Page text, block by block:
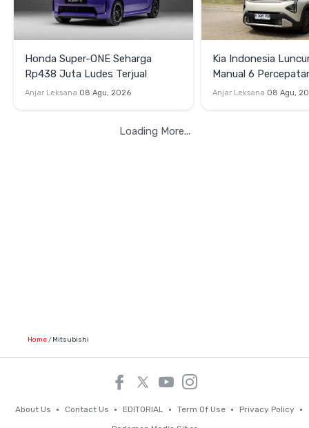
Honda Super-ONE Seharga
Rp438 Juta Ludes Terjual
Anjar Leksana 08 Agu, 2026
Kia Indonesia
Manual 6
Rp269 Juta
Anjar Leksana 08 Agu,
Loading More...
Home Mitsubishi
About Us Contact Us EDITORIAL Term Of Use
Privacy Policy